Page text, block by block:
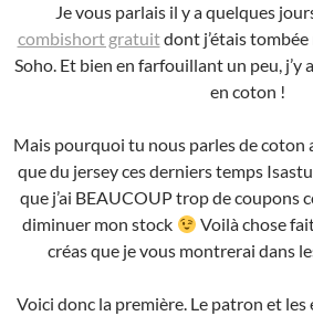
Je vous parlais il y a quelques
combishort gratuitdont j’étais tombée
Soho. Et bien en farfouillant un peu, j’y
en coton !
Mais pourquoi tu nous parles de coton
que du jersey ces derniers temps
que j’ai BEAUCOUP trop de coupons
diminuer mon stock
Voilà chose
créas que je vous montrerai dans
Voici donc la première. Le patron et